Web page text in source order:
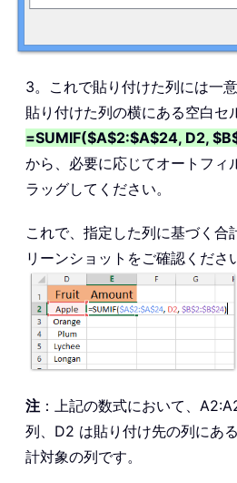
3。これで貼り付けた列には一
貼り付けた列の横にある空白セ
=SUMIF($A$2:$A$24, D2,
から、必要に応じてオートフィ
ラッグしてください。
これで、指定した列に基づく合
リーンショットをご確認くださ
注 ：上記の数式において、
列、D2 は貼り付け先の列にあ
計対象の列です。